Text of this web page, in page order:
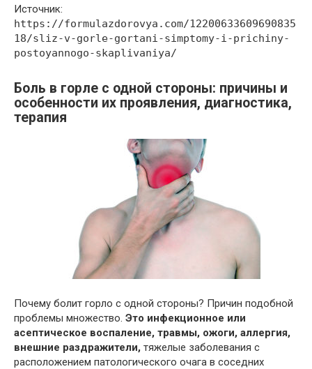
Источник:
https://formulazdorovya.com/12200633609690835
18/sliz-v-gorle-gortani-simptomy-i-prichiny-
postoyannogo-skaplivaniya/
Боль в горле с одной стороны: причины и
особенности их проявления, диагностика,
терапия
Почему болит горло с одной стороны? Причин подобной
проблемы множество. Это инфекционное или
асептическое воспаление, травмы, ожоги, аллергия,
внешние раздражители, тяжелые заболевания с
расположением патологического очага в соседних